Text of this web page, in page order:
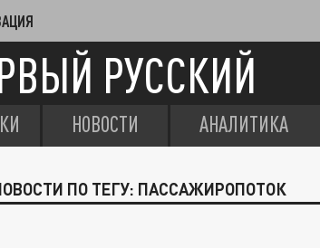
РУССКИЙ
НОВОСТИ АНАЛИТИКА
ПО ТЕГУ: ПАССАЖИРОПОТОК